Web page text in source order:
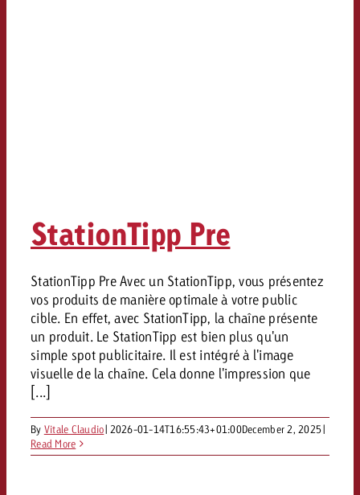
StationTipp Pre
StationTipp Pre Avec un StationTipp, vous présentez
vos produits de manière optimale à votre public
cible. En effet, avec StationTipp, la chaîne présente
un produit. Le StationTipp est bien plus qu'un
simple spot publicitaire. Il est intégré à l'image
visuelle de la chaîne. Cela donne l'impression que
[...]
By Vitale Claudio| 2026-01-14T16:55:43+01:00December 2, 2025|
Read More